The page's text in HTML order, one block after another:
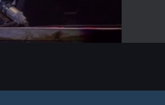
-00:38
Mute
Enter